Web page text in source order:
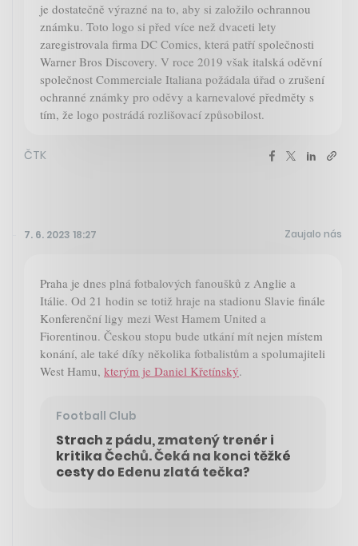
je dostatečně výrazné na to, aby si založilo ochrannou
známku. Toto logo si před více než dvaceti lety
zaregistrovala firma DC Comics, která patří společnosti
Warner Bros Discovery. V roce 2019 však italská oděvní
společnost Commerciale Italiana požádala úřad o zrušení
ochranné známky pro oděvy a karnevalové předměty s
tím, že logo postrádá rozlišovací způsobilost.
ČTK
7. 6. 2023 18:27 Zaujalo nás
Praha je dnes plná fotbalových fanoušků z Anglie a
Itálie. Od 21 hodin se totiž hraje na stadionu Slavie finále
Konferenční ligy mezi West Hamem United a
Fiorentinou. Českou stopu bude utkání mít nejen místem
konání, ale také díky několika fotbalistům a spolumajiteli
West Hamu, kterým je Daniel Křetínský.
Football Club
Strach z pádu, zmatený trenér i
kritika Čechů. Čeká na konci těžké
cesty do Edenu zlatá tečka?